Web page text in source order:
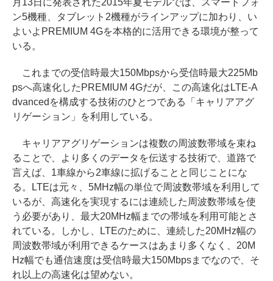
月13日に発表された2015年夏モデルでは、スマートフォ
ン5機種、タブレット2機種がラインアップに加わり、い
よいよPREMIUM 4Gを本格的に活用できる環境が整って
いる。
これまでの受信時最大150Mbpsから受信時最大225Mb
psへ高速化したPREMIUM 4Gだが、この高速化はLTE-A
dvancedを構成する技術のひとつである「キャリアアグ
リゲーション」を利用している。
キャリアアグリゲーションは複数の周波数帯域を束ね
ることで、より多くのデータを伝送する技術で、道路で
言えば、1車線から2車線に拡げることと同じことにな
る。LTEは元々、5MHz幅の単位で周波数帯域を利用して
いるが、高速化を実現するには連続した周波数帯域を使
う必要があり、最大20MHz幅までの帯域を利用可能とさ
れている。しかし、LTEのために、連続した20MHz幅の
周波数帯域が利用できるケースはあまり多くなく、20M
Hz幅でも通信速度は受信時最大150Mbpsまでなので、そ
れ以上の高速化は望めない。